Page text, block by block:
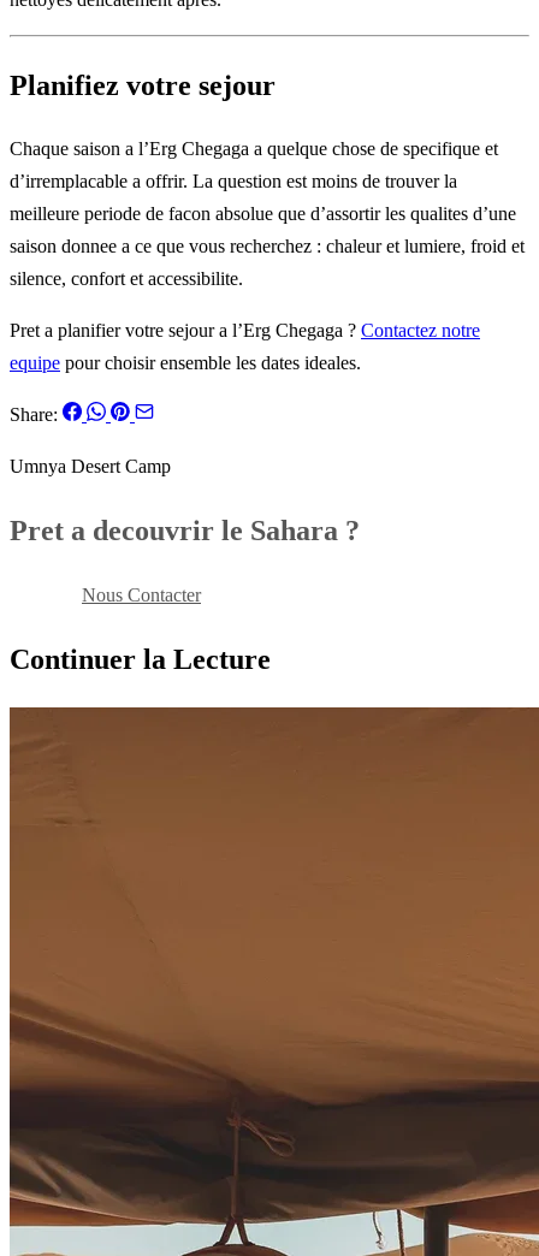
Planifiez votre sejour
Chaque saison a l’Erg Chegaga a quelque chose de specifique et
d’irremplacable a offrir. La question est moins de trouver la
meilleure periode de facon absolue que d’assortir les qualites d’une
saison donnee a ce que vous recherchez : chaleur et lumiere, froid et
silence, confort et accessibilite.
Pret a planifier votre sejour a l’Erg Chegaga ? Contactez notre
equipe pour choisir ensemble les dates ideales.
Share:
Umnya Desert Camp
Pret a decouvrir le Sahara ?
Nous Contacter
Continuer la Lecture